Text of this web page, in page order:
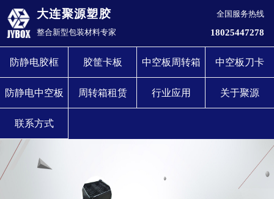
大连聚源塑胶
整合新型包装材料专家
全国服务热线
18025447278
防静电胶框 胶筐卡板 中空板周转箱 中空板刀卡
防静电中空板 周转箱租赁 行业应用 关于聚源
联系方式